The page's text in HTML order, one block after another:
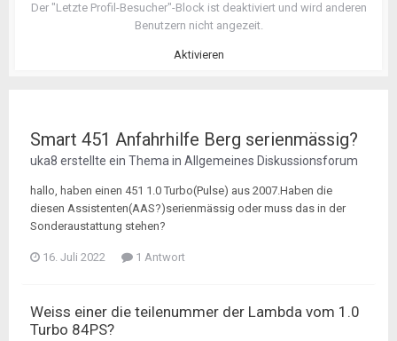
Der "Letzte Profil-Besucher"-Block ist deaktiviert und wird anderen
Benutzern nicht angezeit.
Aktivieren
Smart 451 Anfahrhilfe Berg serienmässig?
uka8 erstellte ein Thema in Allgemeines Diskussionsforum
hallo, haben einen 451 1.0 Turbo(Pulse) aus 2007.Haben die
diesen Assistenten(AAS?)serienmässig oder muss das in der
Sonderaustattung stehen?
16. Juli 2022 1 Antwort
Weiss einer die teilenummer der Lambda vom 1.0
Turbo 84PS?